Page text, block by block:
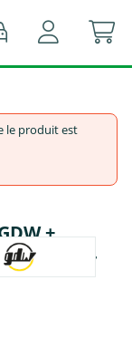
le produit est
+
broches -